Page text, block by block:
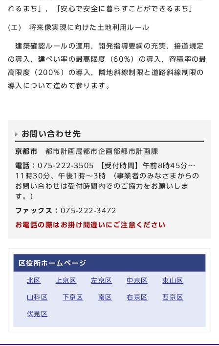
れるまち」，「安心で安全に暮らすことができるまち」
(エ) 将来像実現に向けた土地利用ルール
建築確認ルールの適用，開発指導要綱の充実，接道規定
の導入，建ぺい率の最高限度（60％）の導入，容積率の最
高限度（200％）の導入，隣地斜線制限と道路斜線制限の
導入について進めて参ります。
お問い合わせ先
京都市 都市計画局都市企画部都市計画課
電話：075-222-3505 【受付時間】午前8時45分～
11時30分、午後1時～3時 （事業者のみなさまからの
お問い合わせは受付時間内でのご協力をお願いしま
す。）
ファックス： 075-222-3472
お電話の際はお掛け間違いにご注意ください
区役所ホームページ
北区 上京区 左京区 中京区 東山区
山科区 下京区 南区 右京区 西京区
伏見区